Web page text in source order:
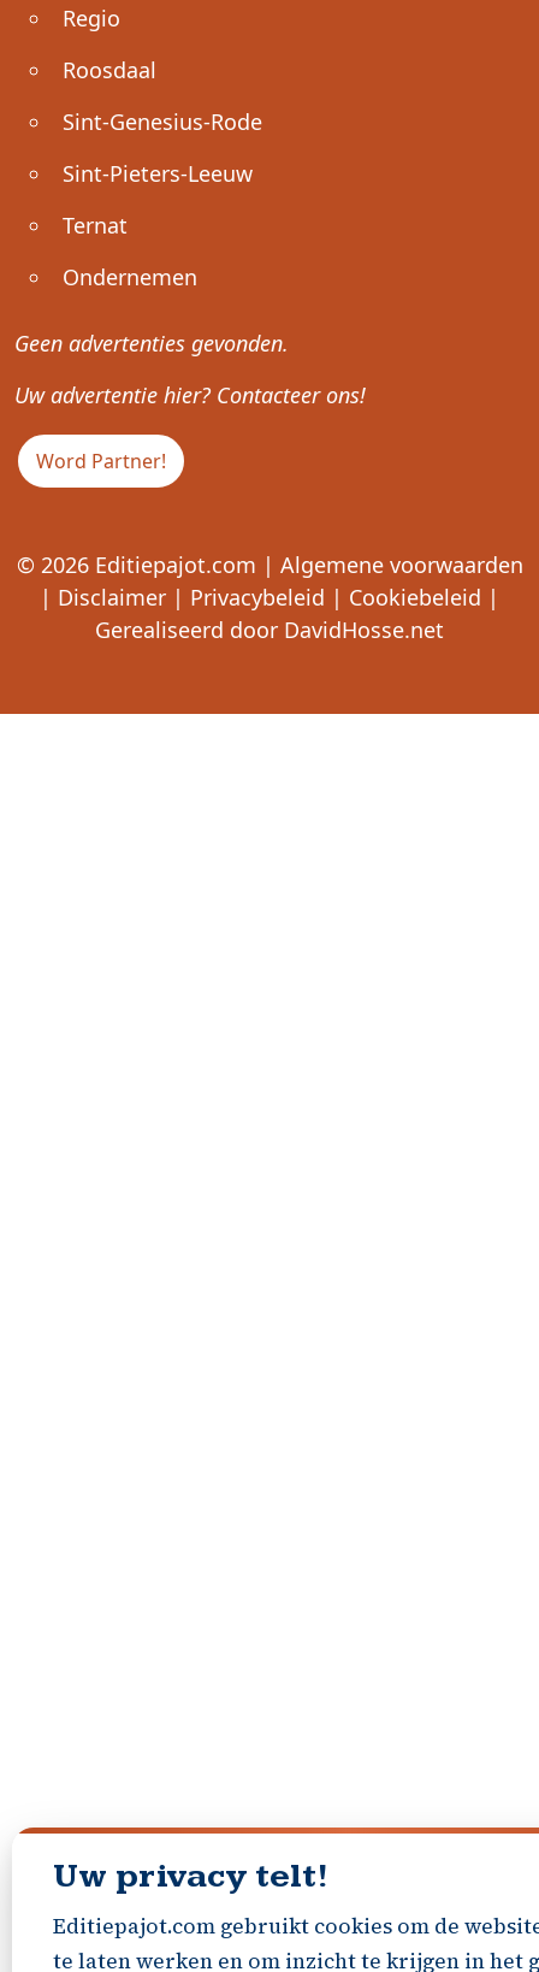
Regio
Roosdaal
Sint-Genesius-Rode
Sint-Pieters-Leeuw
Ternat
Ondernemen
Geen advertenties gevonden.
Uw advertentie hier? Contacteer ons!
Word Partner!
© 2026 Editiepajot.com | Algemene voorwaarden
| Disclaimer | Privacybeleid | Cookiebeleid |
Gerealiseerd door DavidHosse.net
Uw privacy telt!
Editiepajot.com gebruikt cookies om de
te laten werken en om inzicht te krijgen in het